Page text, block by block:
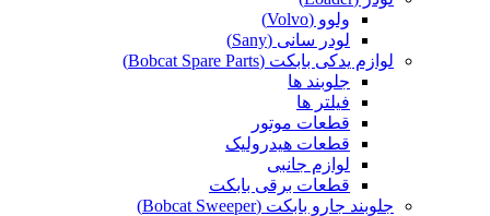
ولوو (Volvo)
لودر سانی (Sany)
لوازم یدکی بابکت (Bobcat Spare Parts)
جلوبند ها
فیلتر ها
قطعات موتور
قطعات هیدرولیک
لوازم جانبی
قطعات برقی بابکت
جلوبند جارو بابکت (Bobcat Sweeper)